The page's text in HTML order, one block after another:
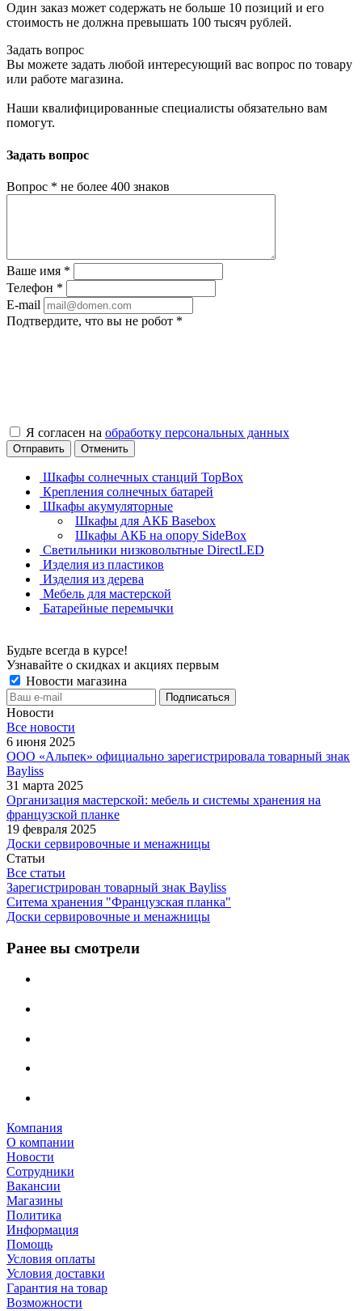
Один заказ может содержать не больше 10 позиций и его
стоимость не должна превышать 100 тысяч рублей.
Задать вопрос
Вы можете задать любой интересующий вас вопрос по товару
или работе магазина.
Наши квалифицированные специалисты обязательно вам
помогут.
Задать вопрос
Вопрос * не более 400 знаков
Ваше имя *
Телефон *
E-mail
Подтвердите, что вы не робот *
Я согласен на обработку персональных данных
Отправить Отменить
Шкафы солнечных станций TopBox
Крепления солнечных батарей
Шкафы акумуляторные
Шкафы для АКБ Basebox
Шкафы АКБ на опору SideBox
Светильники низковольтные DirectLED
Изделия из пластиков
Изделия из дерева
Мебель для мастерской
Батарейные перемычки
Будьте всегда в курсе!
Узнавайте о скидках и акциях первым
Новости магазина
Новости
Все новости
6 июня 2025
ООО «Альпек» официально зарегистрировала товарный знак
Bayliss
31 марта 2025
Организация мастерской: мебель и системы хранения на
французской планке
19 февраля 2025
Доски сервировочные и менажницы
Статьи
Все статьи
Зарегистрирован товарный знак Bayliss
Ситема хранения "Французская планка"
Доски сервировочные и менажницы
Ранее вы смотрели
Компания
О компании
Новости
Сотрудники
Вакансии
Магазины
Политика
Информация
Помощь
Условия оплаты
Условия доставки
Гарантия на товар
Возможности